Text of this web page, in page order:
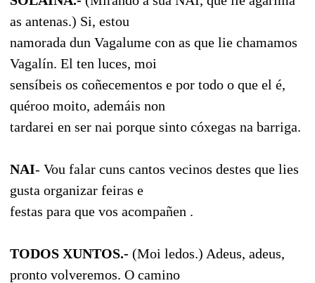
as antenas.) Si, estou
namorada dun Vagalume con as que lie chamamos
Vagalín. El ten luces, moi
sensíbeis os coñecementos e por todo o que el é,
quéroo moito, ademáis non
tardarei en ser nai porque sinto cóxegas na barriga.
NAI- Vou falar cuns cantos vecinos destes que lies
gusta organizar feiras e
festas para que vos acompañen .
TODOS XUNTOS.- (Moi ledos.) Adeus, adeus,
pronto volveremos. O camino